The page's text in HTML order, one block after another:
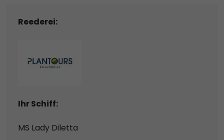
Reederei:
Ihr Schiff:
MS Lady Diletta